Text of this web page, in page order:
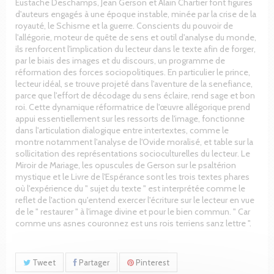
d'auteurs engagés à une époque instable, minée par la crise de la
royauté, le Schisme et la guerre. Conscients du pouvoir de
l'allégorie, moteur de quête de sens et outil d'analyse du monde,
ils renforcent l'implication du lecteur dans le texte afin de forger,
par le biais des images et du discours, un programme de
réformation des forces sociopolitiques. En particulier le prince,
lecteur idéal, se trouve projeté dans l'aventure de la senefiance,
parce que l'effort de décodage du sens éclaire, rend sage et bon
roi. Cette dynamique réformatrice de l'œuvre allégorique prend
appui essentiellement sur les ressorts de l'image, fonctionne
dans l'articulation dialogique entre intertextes, comme le
montre notamment l'analyse de l'Ovide moralisé, et table sur la
sollicitation des représentations socioculturelles du lecteur. Le
Miroir de Mariage, les opuscules de Gerson sur le psaltérion
mystique et le Livre de l'Espérance sont les trois textes phares
où l'expérience du " sujet du texte " est interprétée comme le
reflet de l'action qu'entend exercer l'écriture sur le lecteur en vue
de le " restaurer " à l'image divine et pour le bien commun. " Car
comme uns asnes couronnez est uns rois terriens sanz lettre ".
Tweet Partager Pinterest